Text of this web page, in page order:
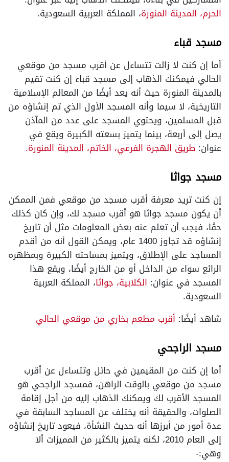
الحرم، المدينة المنورة، المملكة العربية السعودية.
مسجد قباء
أما إن كنت لا زالت تتساءل عن أقرب مسجد من موقعي
الحالي فيمكنك الذهاب إلى مسجد قباء إن كنت تقيم
بالمدينة المنورة حيث أنه يعد أيضًا من المعالم الإسلامية
التاريخية، لا سيما وأنه المسجد الأول الذي تم إنشاؤه من
قبل المسلمين، ويحتوي المسجد على عدد من المآذن
يصل إلى أربعة، بينما يتميز بسعته الكبيرة ويقع في
عنوان: طريق الهجرة الفرعي، الخاتم، المدينة المنورة.
مسجد جواثا
إن كنت تريد معرفة أقرب مسجد من موقعي فمن الممكن
أن يكون مسجد جواثا هو أقرب مسجد لك، وإن كان كذلك
حقًا، فيجب أن تعلم عنه بعض المعلومات مثل أن تاريخ
إنشاؤه قد تجاوز 1400 عام، ويمكن القول أنه من أقدم
المساجد على الإطلاق، ويتميز بمساحته الكبيرة وبمظهره
الرائع سواء من الداخل أو من الخارج أيضًا، ويقع هذا
المسجد في عنوان: الكلابية، جواثا، المملكة العربية
السعودية.
شاهد أيضًا: أقرب مطعم بخاري من موقعي الحالي
مسجد الراجحي
أما إن كنت من المقيمين في حائل وتتساءل عن أقرب
مسجد من موقعي بالوقت الراهن، فمسجد الراجحي هو
المسجد الأقرب لك ويمكنك الذهاب إليه من أجل إقامة
الصلوات، والحقيقة أنه يختلف عن المساجد السابقة في
عدة أمور من أبرزها أنه حديث النشأة، فيعود تاريخ إنشاؤه
إلى العام 2010، لكنه يتميز بالكثير من المميزات ألا
وهي:-